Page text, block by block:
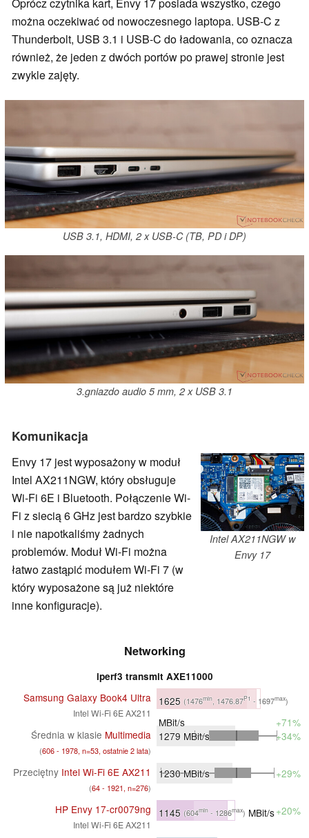
Oprócz czytnika kart, Envy 17 posiada wszystko, czego
można oczekiwać od nowoczesnego laptopa. USB-C z
Thunderbolt, USB 3.1 i USB-C do ładowania, co oznacza
również, że jeden z dwóch portów po prawej stronie jest
zwykle zajęty.
USB 3.1, HDMI, 2 x USB-C (TB, PD i DP)
3.gniazdo audio 5 mm, 2 x USB 3.1
Komunikacja
Intel AX211NGW w
Envy 17
Envy 17 jest wyposażony w moduł
Intel AX211NGW, który obsługuje
Wi-Fi 6E i Bluetooth. Połączenie Wi-
Fi z siecią 6 GHz jest bardzo szybkie
i nie napotkaliśmy żadnych
problemów. Moduł Wi-Fi można
łatwo zastąpić modułem Wi-Fi 7 (w
który wyposażone są już niektóre
inne konfiguracje).
Networking
iperf3 transmit AXE11000
Samsung Galaxy Book4 Ultra
Intel Wi-Fi 6E AX211
1625 (1476min, 1476.87P1 - 1697max)
MBit/s
+71%
Średnia w klasie Multimedia
(606 - 1978, n=53, ostatnie 2 lata)
1279 MBit/s +34%
Przeciętny Intel Wi-Fi 6E AX211
(64 - 1921, n=276)
1230MBit/s +29%
HP Envy 17-cr0079ng
Intel Wi-Fi 6E AX211
1145 (604min- 1286max) MBit/s+20%